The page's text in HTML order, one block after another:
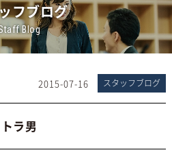
フブログ
Blog
2015-07-16 スタッフブログ
トラ男